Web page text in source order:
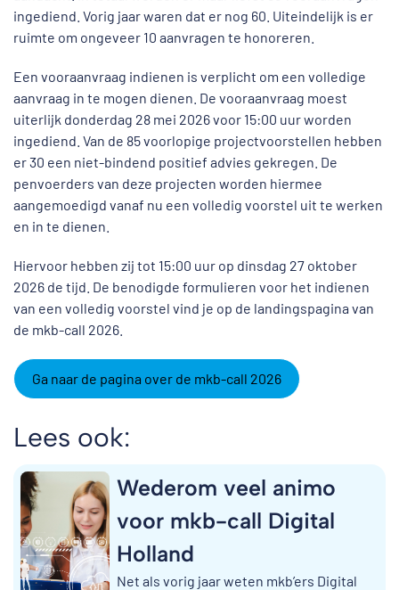
ingediend. Vorig jaar waren dat er nog 60. Uiteindelijk is er
ruimte om ongeveer 10 aanvragen te honoreren.
Een vooraanvraag indienen is verplicht om een volledige
aanvraag in te mogen dienen. De vooraanvraag moest
uiterlijk donderdag 28 mei 2026 voor 15:00 uur worden
ingediend. Van de 85 voorlopige projectvoorstellen hebben
er 30 een niet-bindend positief advies gekregen. De
penvoerders van deze projecten worden hiermee
aangemoedigd vanaf nu een volledig voorstel uit te werken
en in te dienen.
Hiervoor hebben zij tot 15:00 uur op dinsdag 27 oktober
2026 de tijd. De benodigde formulieren voor het indienen
van een volledig voorstel vind je op de landingspagina van
de mkb-call 2026.
Ga naar de pagina over de mkb-call 2026
Lees ook:
Wederom veel animo
voor mkb-call Digital
Holland
Net als vorig jaar weten mkb’ers Digital